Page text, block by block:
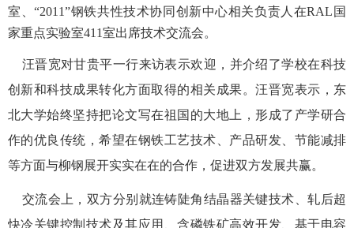
室、“2011”钢铁共性技术协同创新中心相关负责人在RAL国
家重点实验室411室出席技术交流会。
汪晋宽对甘贵平一行来访表示欢迎，并介绍了学校在科技
创新和科技成果转化方面取得的相关成果。汪晋宽表示，东
北大学始终坚持把论文写在祖国的大地上，形成了产学研合
作的优良传统，希望在钢铁工艺技术、产品研发、节能减排
等方面与柳钢展开实实在在的合作，促进双方发展共赢。
交流会上，双方分别就连铸陡角结晶器关键技术、轧后超
快冷关键控制技术及其应用、含磷铁矿高效开发、基于电容